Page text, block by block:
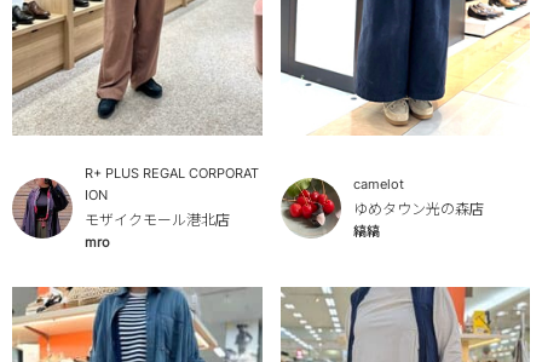
R+ PLUS REGAL CORPORAT
ION
モザイクモール港北店
mro
camelot
ゆめタウン光の森店
縞縞